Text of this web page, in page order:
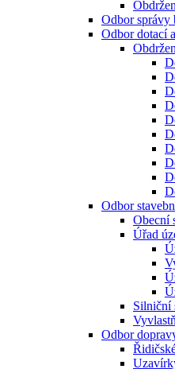
Odbor správy
Odbor dotací
Odbor
Obecní
Úřad
Silniční
Odbor